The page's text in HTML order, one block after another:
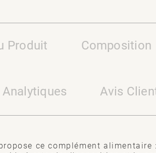
Produit Composition
Analytiques Avis
ce complément alimentaire